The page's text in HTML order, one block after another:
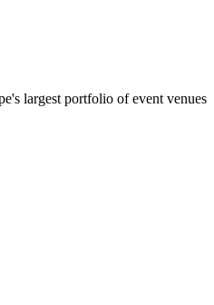
largest portfolio of event venues